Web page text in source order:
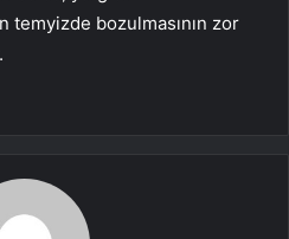
temyizde bozulmasının zor